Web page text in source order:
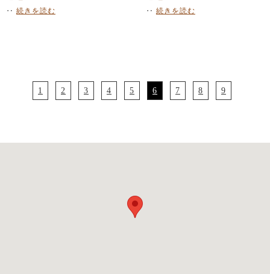
‥ 続きを読む ‥ 続きを読む
1 2 3 4 5 6 7 8 9